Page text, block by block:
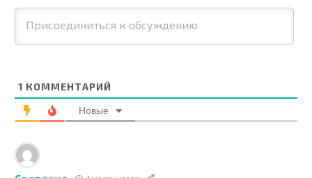
1 КОММЕНТАРИЙ
Новые